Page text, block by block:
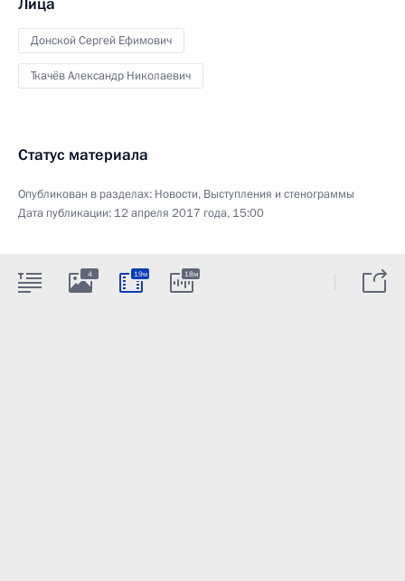
Донской Сергей Ефимович
Ткачёв Александр Николаевич
Статус материала
Опубликован в разделах: Новости, Выступления и стенограммы
Дата публикации: 12 апреля 2017 года, 15:00
4 19м 18м